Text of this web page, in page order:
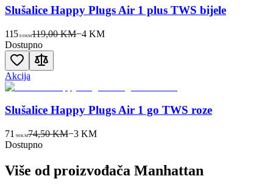
Slušalice Happy Plugs Air 1 plus TWS bijele
115 00KM119,00 KM−4 KM
Dostupno
Akcija
Slušalice Happy Plugs Air 1 go TWS roze
71 90KM74,50 KM−3KM
Dostupno
Više od proizvođača Manhattan